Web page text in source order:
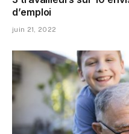
d’emploi
juin 21, 2022